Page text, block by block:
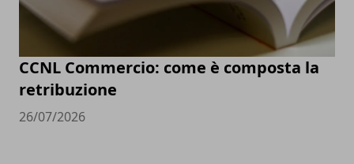
CCNL Commercio: come è composta la
retribuzione
26/07/2026